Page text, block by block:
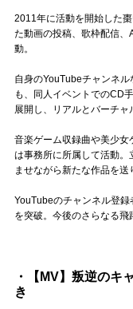
Official SNS
2011年に活動を開始した
た動画の投稿、歌枠配信
動。
自身のYouTubeチャンネ
も、同人イベントでのCD
展開し、リアルとバーチャ
音楽ゲーム収録曲や美少
は事務所に所属して活動
ませながら新たな作品を送
YouTubeのチャンネル登
を突破。今後のさらなる飛
・【MV】叛逆のキ
き